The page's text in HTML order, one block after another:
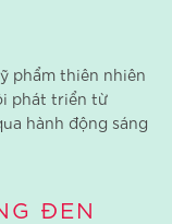
phẩm thiên nhiên
phát triển từ
hành động sáng
ĐEN